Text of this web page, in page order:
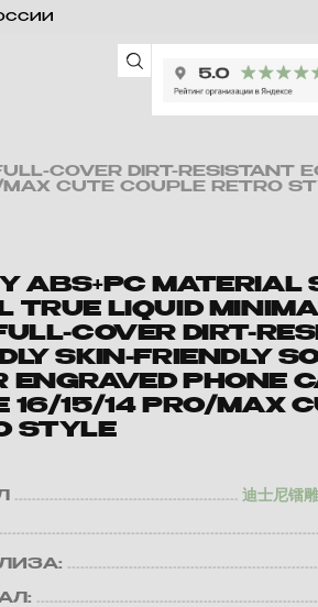
COVER DIRT-RESISTANT
MAX CUTE COUPLE RETRO
ABS+PC MATERIAL
TRUE LIQUID
COVER DIRT-
SKIN-FRIENDLY
ENGRAVED PHONE
16/15/14 PRO/MAX
STYLE
迪士尼